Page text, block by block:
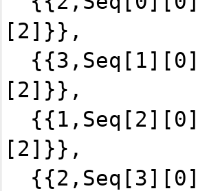
[2]}},
[2]}},
[2]}},